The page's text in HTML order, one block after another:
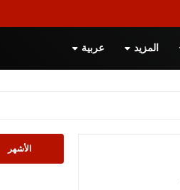
المزيد عربية
الأشهر